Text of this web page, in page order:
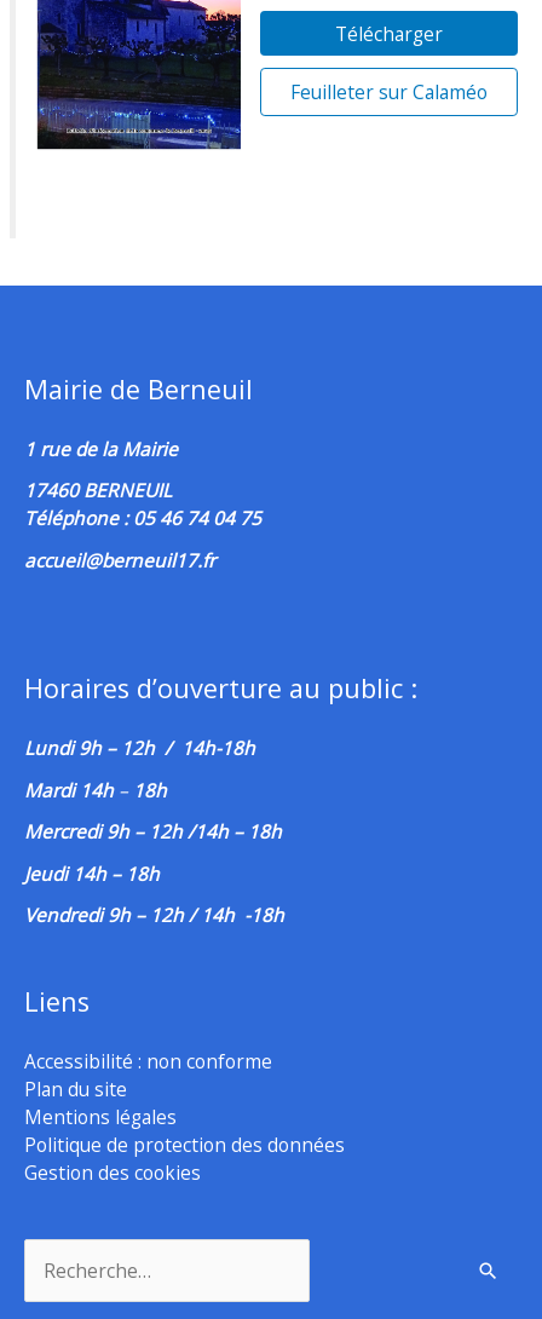
Télécharger
Feuilleter sur Calaméo
Mairie de Berneuil
1 rue de la Mairie
17460 BERNEUIL
Téléphone : 05 46 74 04 75
accueil@berneuil17.fr
Horaires d’ouverture au public :
Lundi 9h – 12h / 14h-18h
Mardi 14h– 18h
Mercredi 9h – 12h /14h – 18h
Jeudi 14h – 18h
Vendredi 9h – 12h / 14h -18h
Liens
Accessibilité : non conforme
Plan du site
Mentions légales
Politique de protection des données
Gestion des cookies